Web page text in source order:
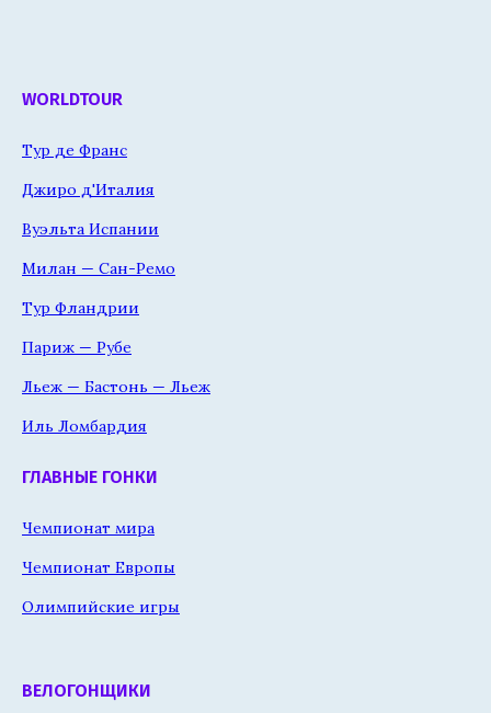
WORLDTOUR
Тур де Франс
Джиро д'Италия
Вуэльта Испании
Милан — Сан-Ремо
Тур Фландрии
Париж — Рубе
Льеж — Бастонь — Льеж
Иль Ломбардия
ГЛАВНЫЕ ГОНКИ
Чемпионат мира
Чемпионат Европы
Олимпийские игры
ВЕЛОГОНЩИКИ